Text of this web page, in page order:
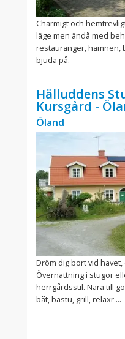
Charmigt och
läge men ändå med
restauranger, hamnen,
bjuda på.
Hälluddens
Kursgård -
Öland
Dröm dig bort vid havet,
Övernattning i stugor
herrgårdsstil. Nära till
båt, bastu, grill, relaxr ...